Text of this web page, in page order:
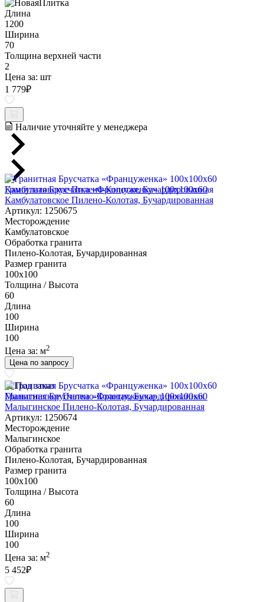
Длина
1200
Ширина
70
Толщина верхней части
2
Цена за: шт
1 779₽
Наличие уточняйте у менеджера
Гранитная Брусчатка «Француженка» 100х100x60
Камбулатовское Пилено-Колотая, Бучардированная
Артикул: 1250675
Месторождение
Камбулатовское
Обработка гранита
Пилено-Колотая, Бучардированная
Размер гранита
100х100
Толщина / Высота
60
Длина
100
Ширина
100
Цена за: м2
Цена по запросу
Под заказ
Гранитная Брусчатка «Француженка» 100х100x60
Малыгинское Пилено-Колотая, Бучардированная
Артикул: 1250674
Месторождение
Малыгинское
Обработка гранита
Пилено-Колотая, Бучардированная
Размер гранита
100х100
Толщина / Высота
60
Длина
100
Ширина
100
Цена за: м2
5 452₽